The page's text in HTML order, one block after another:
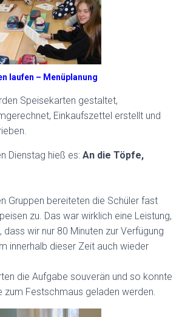
laufen – Menüplanung
Speisekarten gestaltet,
Einkaufszettel erstellt und
Dienstag hieß es: An die Töpfe,
Gruppen bereiteten die Schüler fast
zu. Das war wirklich eine Leistung,
wir nur 80 Minuten zur Verfügung
innerhalb dieser Zeit auch wieder
die Aufgabe souverän und so konnte
zum Festschmaus geladen werden.